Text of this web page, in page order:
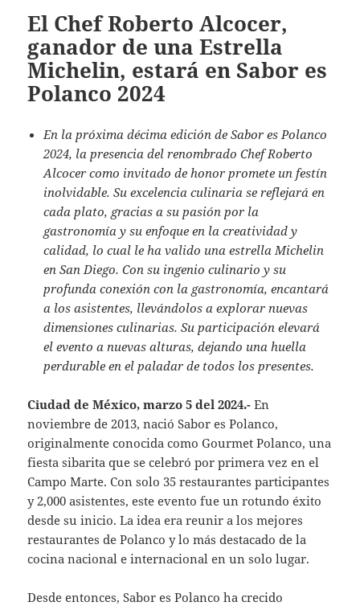
El Chef Roberto Alcocer,
ganador de una Estrella
Michelin, estará en Sabor es
Polanco 2024
En la próxima décima edición de Sabor es Polanco
2024, la presencia del renombrado Chef Roberto
Alcocer como invitado de honor promete un festín
inolvidable. Su excelencia culinaria se reflejará en
cada plato, gracias a su pasión por la
gastronomía y su enfoque en la creatividad y
calidad, lo cual le ha valido una estrella Michelin
en San Diego. Con su ingenio culinario y su
profunda conexión con la gastronomía, encantará
a los asistentes, llevándolos a explorar nuevas
dimensiones culinarias. Su participación elevará
el evento a nuevas alturas, dejando una huella
perdurable en el paladar de todos los presentes.
Ciudad de México, marzo 5 del 2024.-En
noviembre de 2013, nació Sabor es Polanco,
originalmente conocida como Gourmet Polanco, una
fiesta sibarita que se celebró por primera vez en el
Campo Marte. Con solo 35 restaurantes participantes
y 2,000 asistentes, este evento fue un rotundo éxito
desde su inicio. La idea era reunir a los mejores
restaurantes de Polanco y lo más destacado de la
cocina nacional e internacional en un solo lugar.
Desde entonces, Sabor es Polanco ha crecido